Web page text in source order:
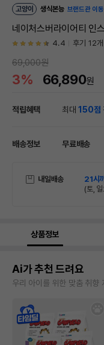
고양이 생식본능 브랜드관 이동
네이처스버라이어티 인
4.4 후기 12개
69,000원
3% 66,890원
적립혜택 최대150점
배송정보 무료배송
내일배송 21시
(토,
상품정보
Ai가 추천 드려요
우리 아이를 위한 맞춤 취향